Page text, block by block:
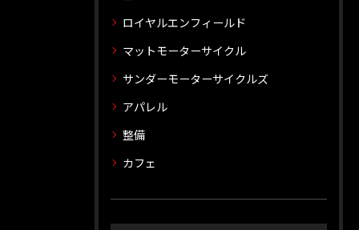
ロイヤルエンフィールド
マットモーターサイクル
サンダーモーターサイクルズ
アパレル
整備
カフェ